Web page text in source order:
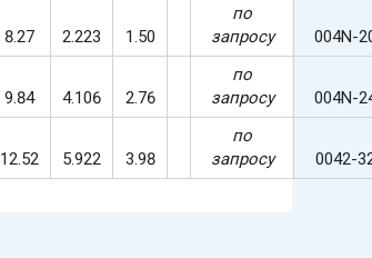
8.27 2.223 1.50
по
запросу
004N-
9.84 4.106 2.76
по
запросу
004N-
12.52 5.922 3.98
по
запросу
0042-